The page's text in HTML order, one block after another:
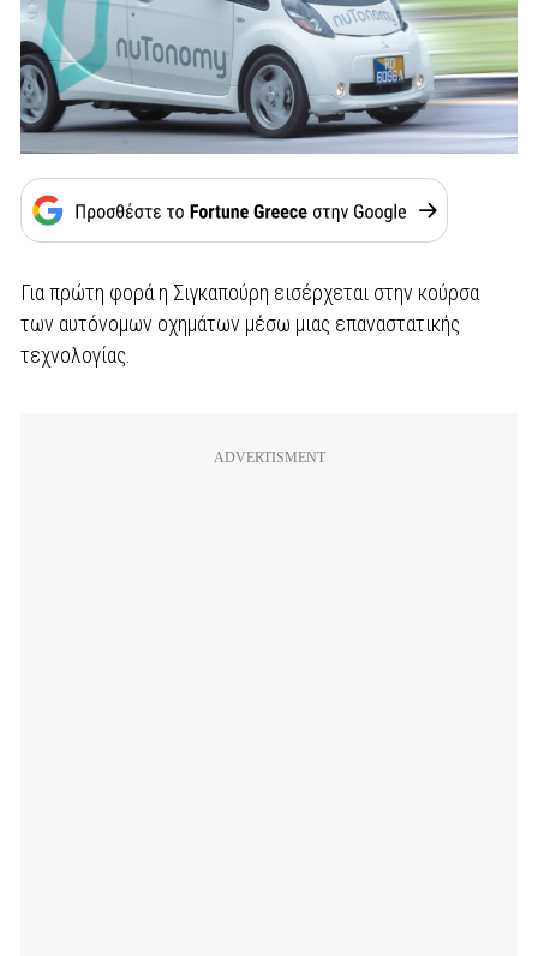
Για πρώτη φορά η Σιγκαπούρη εισέρχεται στην κούρσα
των αυτόνομων οχημάτων μέσω μιας επαναστατικής
τεχνολογίας.